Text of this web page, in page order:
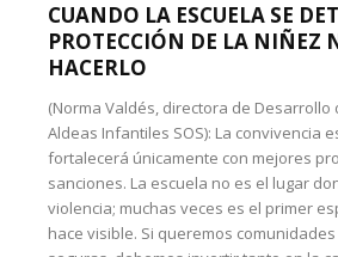
CUANDO LA ESCUELA SE
PROTECCIÓN DE LA NIÑEZ
HACERLO
(Norma Valdés, directora de Desarrollo
Aldeas Infantiles SOS): La convivencia
fortalecerá únicamente con mejores
sanciones. La escuela no es el lugar
violencia; muchas veces es el primer
hace visible. Si queremos